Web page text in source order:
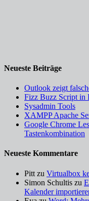
Neueste Beiträge
Outlook zeigt
Fizz Buzz Script in
Sysadmin Tools
XAMPP Apache
Google Chrome
Tastenkombination
Neueste Kommentare
Pitt zu Virtualbox
Simon Schultis zu
Kalender